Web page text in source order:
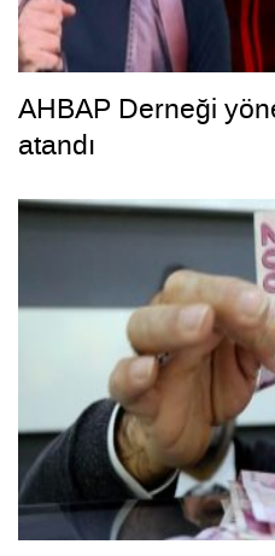
AHBAP Derneği
atandı